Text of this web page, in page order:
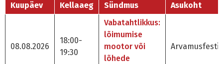
Kuupäev Kellaaeg Sündmus Asukoht
08.08.2026
18:00-
19:30
Vabatahtlikkus:
lõimumise
mootor või
lõhede